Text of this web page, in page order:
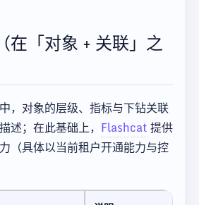
在「对象 + 关联」之
，对象的层级、指标与下钻关联
述；在此基础上， Flashcat提供
（具体以当前租户开通能力与控